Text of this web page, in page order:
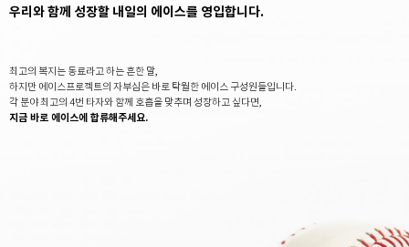
우리와 함께 성장할 내일의 에이스를 영입합니다.
최고의 복지는 동료라고 하는 흔한 말,
하지만 에이스프로젝트의 자부심은 바로 탁월한 에이스 구성원들입니다.
각 분야 최고의 4번 타자와 함께 호흡을 맞추며 성장하고 싶다면,
지금 바로 에이스에 합류해주세요.